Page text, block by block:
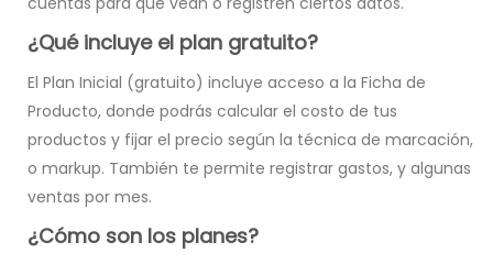
¿Qué incluye el plan gratuito?
El Plan Inicial (gratuito) incluye acceso a la Ficha de
Producto, donde podrás calcular el costo de tus
productos y fijar el precio según la técnica de marcación,
o markup. También te permite registrar gastos, y algunas
ventas por mes.
¿Cómo son los planes?